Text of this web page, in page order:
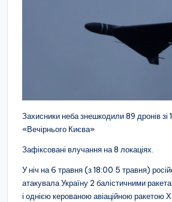
Захисники неба знешкодили 89 дронів зі
«Вечірнього Києва»
Зафіксовані влучання на 8 локаціях.
У ніч на 6 травня (з 18:00 5 травня)
атакувала Україну 2 балістичними
і однією керованою авіаційною ракетою